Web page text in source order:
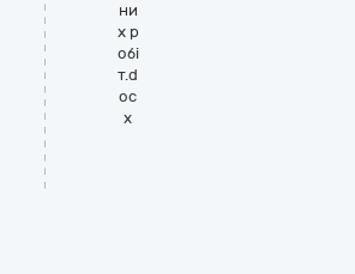
ни
х р
обі
т.d
oc
x